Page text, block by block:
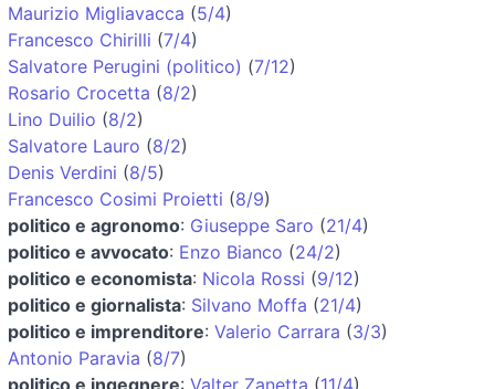
Maurizio Migliavacca (5/4)
Francesco Chirilli (7/4)
Salvatore Perugini (politico) (7/12)
Rosario Crocetta (8/2)
Lino Duilio (8/2)
Salvatore Lauro (8/2)
Denis Verdini (8/5)
Francesco Cosimi Proietti (8/9)
politico e agronomo: Giuseppe Saro (21/4)
politico e avvocato: Enzo Bianco (24/2)
politico e economista: Nicola Rossi (9/12)
politico e giornalista: Silvano Moffa (21/4)
politico e imprenditore: Valerio Carrara (3/3)
Antonio Paravia (8/7)
politico e ingegnere: Valter Zanetta (11/4)